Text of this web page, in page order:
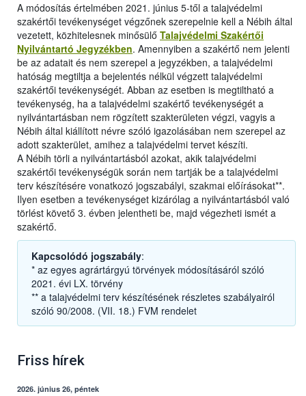
A módosítás értelmében 2021. június 5-től a talajvédelmi
szakértői tevékenységet végzőnek szerepelnie kell a Nébih által
vezetett, közhitelesnek minősülő Talajvédelmi Szakértői
Nyilvántartó Jegyzékben. Amennyiben a szakértő nem jelenti
be az adatait és nem szerepel a jegyzékben, a talajvédelmi
hatóság megtiltja a bejelentés nélkül végzett talajvédelmi
szakértői tevékenységét. Abban az esetben is megtiltható a
tevékenység, ha a talajvédelmi szakértő tevékenységét a
nyilvántartásban nem rögzített szakterületen végzi, vagyis a
Nébih által kiállított névre szóló igazolásában nem szerepel az
adott szakterület, amihez a talajvédelmi tervet készíti.
A Nébih törli a nyilvántartásból azokat, akik talajvédelmi
szakértői tevékenységük során nem tartják be a talajvédelmi
terv készítésére vonatkozó jogszabályi, szakmai előírásokat**.
Ilyen esetben a tevékenységet kizárólag a nyilvántartásból való
törlést követő 3. évben jelentheti be, majd végezheti ismét a
szakértő.
Kapcsolódó jogszabály:
* az egyes agrártárgyú törvények módosításáról szóló
2021. évi LX. törvény
** a talajvédelmi terv készítésének részletes szabályairól
szóló 90/2008. (VII. 18.) FVM rendelet
Friss hírek
2026. június 26, péntek